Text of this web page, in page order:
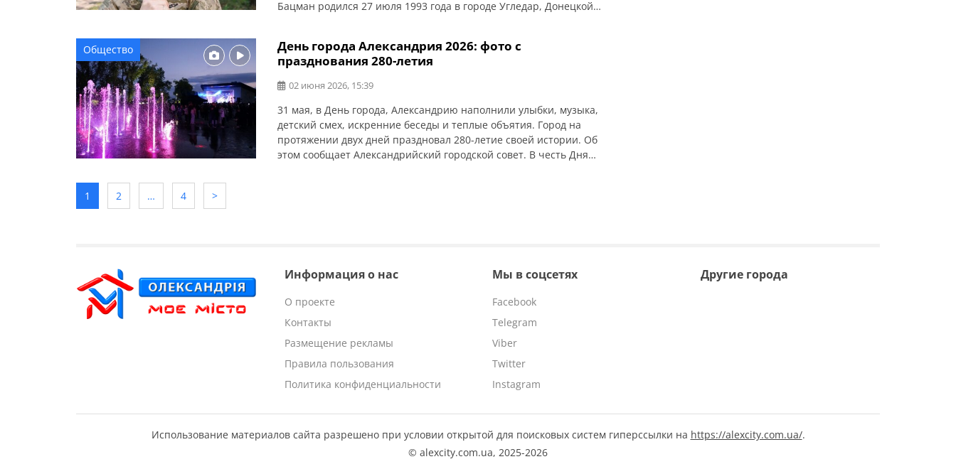
Бацман родился 27 июля 1993 года в городе Угледар, Донецкой
училище, где получил квалификацию машинист электровоза.
Жизнь испытывала Сергея на […]
Общество
День города Александрия 2026: фото с
празднования 280-летия
02 июня 2026, 15:39
31 мая, в День города, Александрию наполнили улыбки, музыка,
детский смех, искренние беседы и теплые объятия. Город на
протяжении двух дней праздновал 280-летие своей истории. Об
этом сообщает Александрийский городской совет. В честь Дня
1 2 … 4 >
Информация о нас
О проекте
Контакты
Размещение рекламы
Правила пользования
Политика конфиденциальности
Мы в соцсетях
Facebook
Telegram
Viber
Twitter
Instagram
Другие города
Использование материалов сайта разрешено при условии открытой для поисковых систем гиперссылки на https://alexcity.com.ua/.
© alexcity.com.ua, 2025-2026